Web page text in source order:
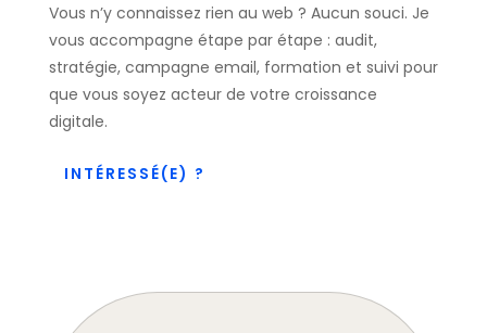
Vous n’y connaissez rien au web ? Aucun souci. Je
vous accompagne étape par étape : audit,
stratégie, campagne email, formation et suivi pour
que vous soyez acteur de votre croissance
digitale.
INTÉRESSÉ(E) ?